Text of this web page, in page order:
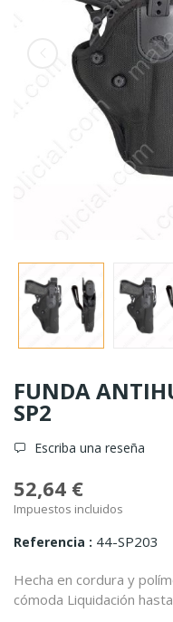
FUNDA
SP2
Escriba una reseña
52,64 €
Impuestos incluidos
Referencia 44-SP203
Hecha en cordura y
cómoda Liquidación